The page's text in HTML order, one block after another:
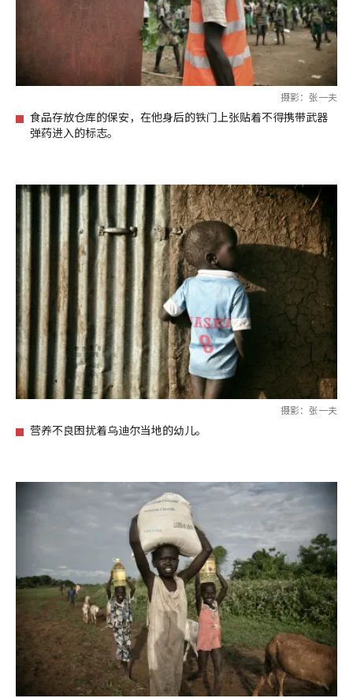
摄影：张一夫
食品存放仓库的保安，在他身后的铁门上张贴着不得携带武器
弹药进入的标志。
摄影：张一夫
营养不良困扰着乌迪尔当地的幼儿。